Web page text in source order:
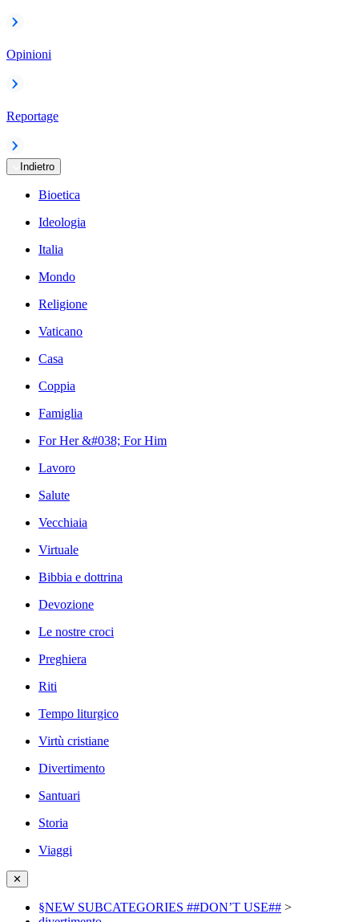
Opinioni
Reportage
Indietro
Bioetica
Ideologia
Italia
Mondo
Religione
Vaticano
Casa
Coppia
Famiglia
For Her &#038; For Him
Lavoro
Salute
Vecchiaia
Virtuale
Bibbia e dottrina
Devozione
Le nostre croci
Preghiera
Riti
Tempo liturgico
Virtù cristiane
Divertimento
Santuari
Storia
Viaggi
✕
§NEW SUBCATEGORIES ##DON’T USE## >